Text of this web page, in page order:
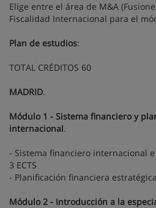
Elige entre el área de M&A
Fiscalidad Internacional para el
Plan de estudios:
TOTAL CRÉDITOS 60
MADRID.
Módulo 1 - Sistema financiero y
internacional.
- Sistema financiero internacional
3 ECTS
- Planificación financiera
Módulo 2 - Introducción a la